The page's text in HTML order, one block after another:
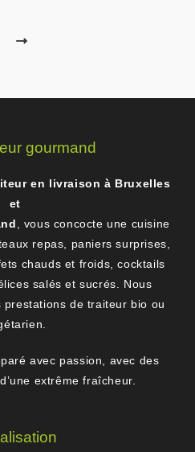
gourmand
en livraison à Bruxelles
et
, vous concocte une cuisine
repas, paniers surprises,
chauds et froids, cocktails
salés et sucrés. Nous
de traiteur bio ou
avec passion, avec des
extrême fraîcheur.